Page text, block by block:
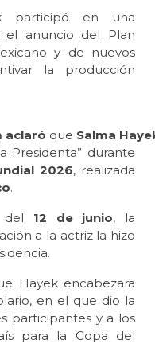
participó en una
el anuncio del Plan
y de nuevos
la producción
aclaró que Salma
Presidenta” durante
2026, realizada
.
del 12 de junio, la
a la actriz la hizo
Hayek encabezara
en el que dio la
participantes y a los
para la Copa del